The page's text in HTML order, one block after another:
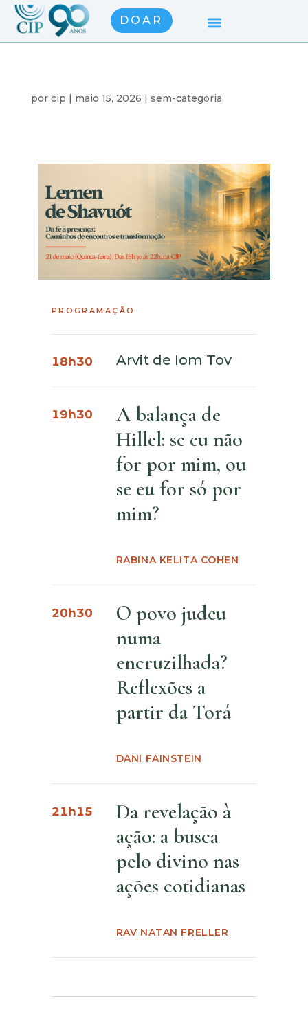
DOAR
por cip | maio 15, 2026 | sem-categoria
PROGRAMAÇÃO
18h30 Arvit de Iom Tov
19h30
A balança de
Hillel: se eu não
for por mim, ou
se eu for só por
mim?
RABINA KELITA COHEN
20h30
O povo judeu
numa
encruzilhada?
Reflexões a
partir da Torá
DANI FAINSTEIN
21h15
Da revelação à
ação: a busca
pelo divino nas
ações cotidianas
RAV NATAN FRELLER